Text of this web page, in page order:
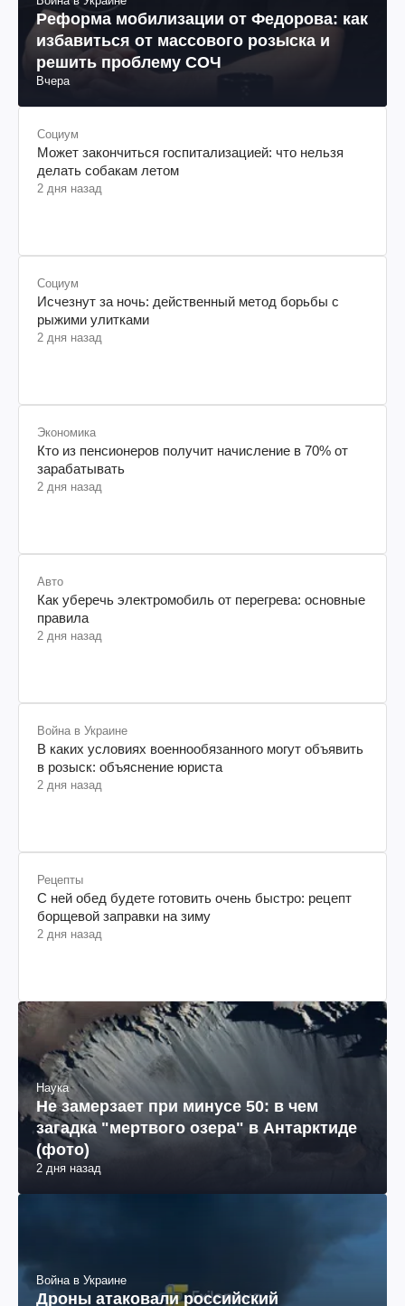
Реформа мобилизации от Федорова: как
избавиться от массового розыска и
решить проблему СОЧ
Вчера
Социум
Может закончиться госпитализацией: что нельзя
делать собакам летом
2 дня назад
Социум
Исчезнут за ночь: действенный метод борьбы с
рыжими улитками
2 дня назад
Экономика
Кто из пенсионеров получит начисление в 70% от
зарабатывать
2 дня назад
Авто
Как уберечь электромобиль от перегрева: основные
правила
2 дня назад
Война в Украине
В каких условиях военнообязанного могут объявить
в розыск: объяснение юриста
2 дня назад
Рецепты
С ней обед будете готовить очень быстро: рецепт
борщевой заправки на зиму
2 дня назад
Наука
Не замерзает при минусе 50: в чем
загадка "мертвого озера" в Антарктиде
(фото)
2 дня назад
Война в Украине
Дроны атаковали российский